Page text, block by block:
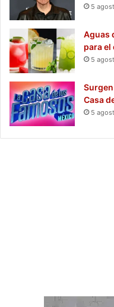
5
Aguas
para el
5
Casa
5